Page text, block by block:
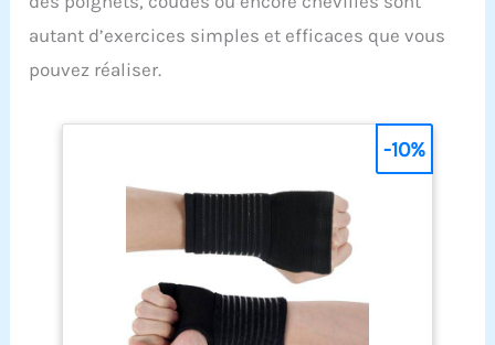
autant d’exercices simples et efficaces que vous
pouvez réaliser.
-10%